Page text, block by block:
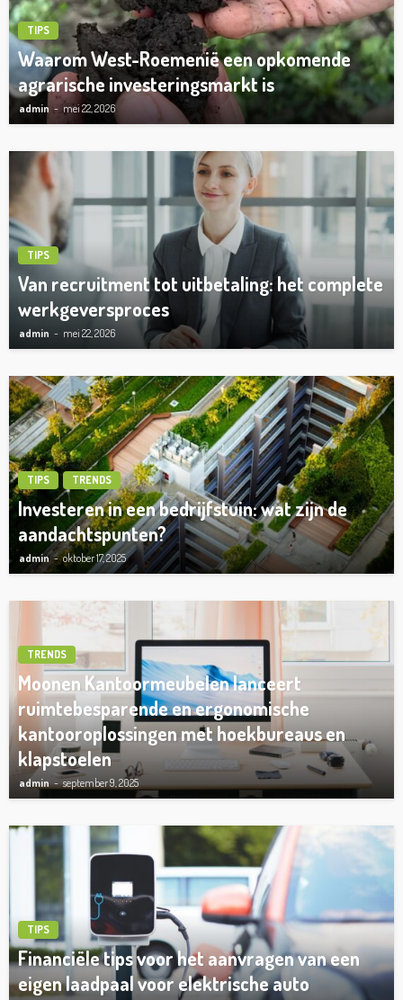
TIPS
Waarom West-Roemenië een opkomende
agrarische investeringsmarkt is
admin mei 22, 2026
TIPS
Van recruitment tot uitbetaling: het complete
werkgeversproces
admin mei 22, 2026
TIPS TRENDS
Investeren in een bedrijfstuin: wat zijn de
aandachtspunten?
admin oktober 17, 2025
TRENDS
Moonen Kantoormeubelen lanceert
ruimtebesparende en ergonomische
kantooroplossingen met hoekbureaus en
klapstoelen
admin september 9, 2025
TIPS
Financiële tips voor het aanvragen van een
eigen laadpaal voor elektrische auto